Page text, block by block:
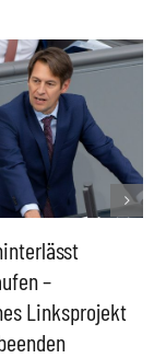
–
Linksprojekt